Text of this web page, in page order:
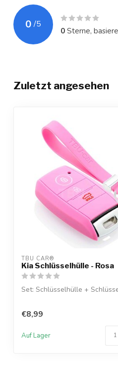
0 /5
0Sterne,
Zuletzt angesehen
TBU CAR®
Kia Schlüsselhülle - Rosa
Set: Schlüsselhülle +
€8,99
Auf Lager